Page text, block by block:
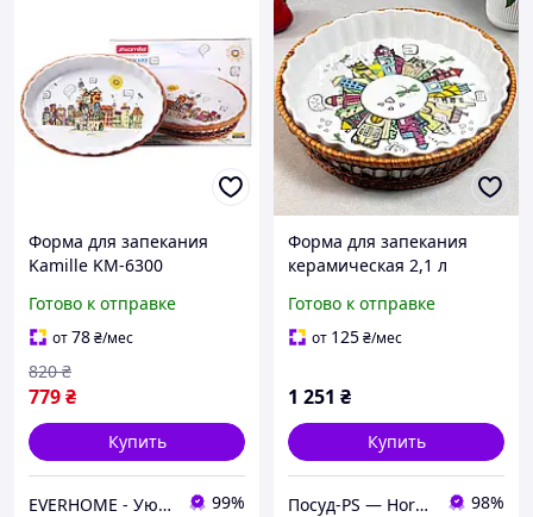
Форма для запекания
Kamille KM-6300
2.1 л 33×24×4,5 см с
ротанговой корзинкой
Готово к отправке
от78₴/мес
779₴
820 ₴
Купить
EVERHOME - Уют для дома 99%
Форма для запекания
керамическая 2,1 л
корзинкой
Готово к отправке
от 125₴/мес
1 251 ₴
Купить
Посуд-PS — Horeca Посуда Подарки 98%